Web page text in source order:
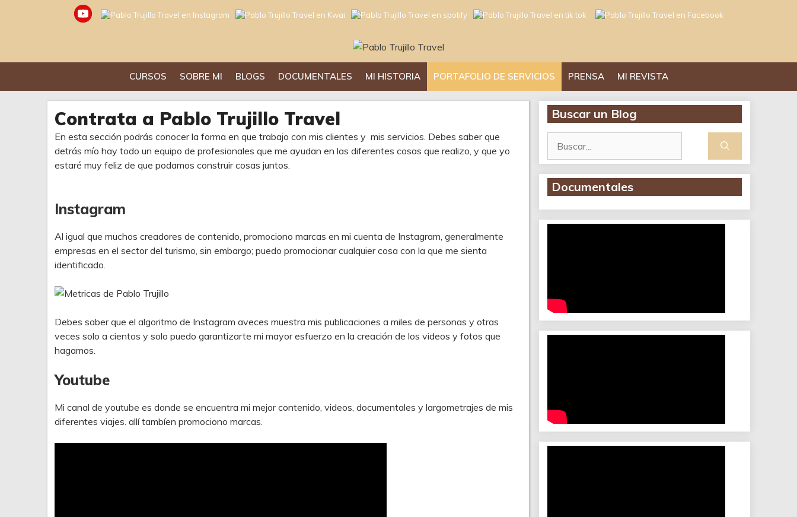
CURSOS SOBRE MI BLOGS DOCUMENTALES MI HISTORIA PORTAFOLIO DE SERVICIOS PRENSA MI REVISTA
Contrata a Pablo Trujillo Travel
En esta sección podrás conocer la forma en que trabajo con mis clientes y mis servicios. Debes saber que
detrás mío hay todo un equipo de profesionales que me ayudan en las diferentes cosas que realizo, y que yo
estaré muy feliz de que podamos construir cosas juntos.
Instagram
Al igual que muchos creadores de contenido, promociono marcas en mi cuenta de Instagram, generalmente
empresas en el sector del turismo, sin embargo; puedo promocionar cualquier cosa con la que me sienta
identificado.
Debes saber que el algoritmo de Instagram aveces muestra mis publicaciones a miles de personas y otras
veces solo a cientos y solo puedo garantizarte mi mayor esfuerzo en la creación de los videos y fotos que
hagamos.
Youtube
Mi canal de youtube es donde se encuentra mi mejor contenido, videos, documentales y largometrajes de mis
diferentes viajes. allí tambíen promociono marcas.
Buscar un Blog
Documentales